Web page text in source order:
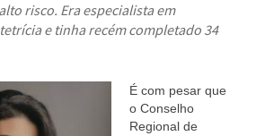
risco. Era especialista em
e tinha recém completado 34
É com pesar que
o Conselho
Regional de